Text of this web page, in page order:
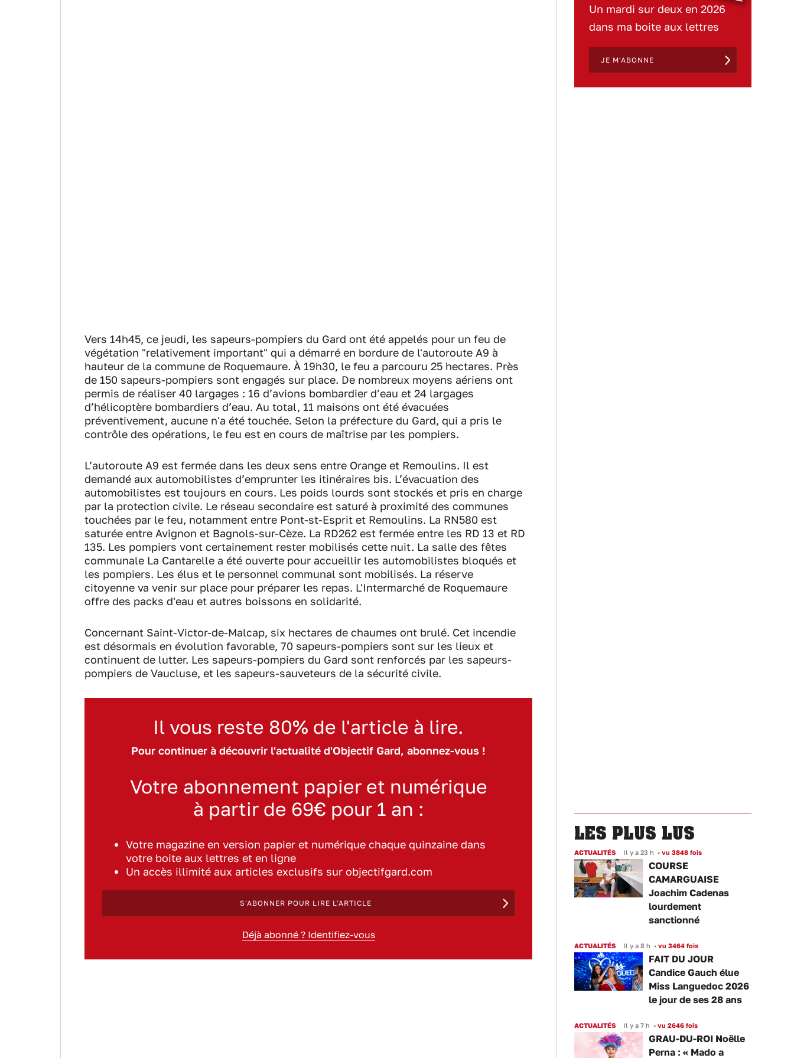
Vers 14h45, ce jeudi, les sapeurs-pompiers du Gard ont été appelés pour un feu de
végétation "relativement important" qui a démarré en bordure de l'autoroute A9 à
hauteur de la commune de Roquemaure. À 19h30, le feu a parcouru 25 hectares. Près
de 150 sapeurs-pompiers sont engagés sur place. De nombreux moyens aériens ont
permis de réaliser 40 largages : 16 d’avions bombardier d’eau et 24 largages
d’hélicoptère bombardiers d’eau. Au total, 11 maisons ont été évacuées
préventivement, aucune n'a été touchée. Selon la préfecture du Gard, qui a pris le
contrôle des opérations, le feu est en cours de maîtrise par les pompiers.
L’autoroute A9 est fermée dans les deux sens entre Orange et Remoulins. Il est
demandé aux automobilistes d’emprunter les itinéraires bis. L’évacuation des
automobilistes est toujours en cours. Les poids lourds sont stockés et pris en charge
par la protection civile. Le réseau secondaire est saturé à proximité des communes
touchées par le feu, notamment entre Pont-st-Esprit et Remoulins. La RN580 est
saturée entre Avignon et Bagnols-sur-Cèze. La RD262 est fermée entre les RD 13 et RD
135. Les pompiers vont certainement rester mobilisés cette nuit. La salle des fêtes
communale La Cantarelle a été ouverte pour accueillir les automobilistes bloqués et
les pompiers. Les élus et le personnel communal sont mobilisés. La réserve
citoyenne va venir sur place pour préparer les repas. L'Intermarché de Roquemaure
offre des packs d'eau et autres boissons en solidarité.
Concernant Saint-Victor-de-Malcap, six hectares de chaumes ont brulé. Cet incendie
est désormais en évolution favorable, 70 sapeurs-pompiers sont sur les lieux et
continuent de lutter. Les sapeurs-pompiers du Gard sont renforcés par les sapeurs-
pompiers de Vaucluse, et les sapeurs-sauveteurs de la sécurité civile.
Il vous reste 80% de l'article à lire.
Pour continuer à découvrir l'actualité d'Objectif Gard, abonnez-vous !
Votre abonnement papier et numérique
à partir de 69€ pour 1 an :
Votre magazine en version papier et numérique chaque quinzaine dans
votre boite aux lettres et en ligne
Un accès illimité aux articles exclusifs sur objectifgard.com
S'ABONNER POUR LIRE L'ARTICLE
Déjà abonné ? Identifiez-vous
Un mardi sur deux en 2026
dans ma boite aux lettres
JE M'ABONNE
LES PLUS LUS
ACTUALITÉS Il y a 23 h • vu 3848 fois
COURSE
CAMARGUAISE
Joachim Cadenas
lourdement
sanctionné
ACTUALITÉS Il y a 8 h • vu 3464 fois
FAIT DU JOUR
Candice Gauch élue
Miss Languedoc 2026
le jour de ses 28 ans
ACTUALITÉS Il y a 7 h • vu 2646 fois
GRAU-DU-ROI Noëlle
Perna : « Mado a